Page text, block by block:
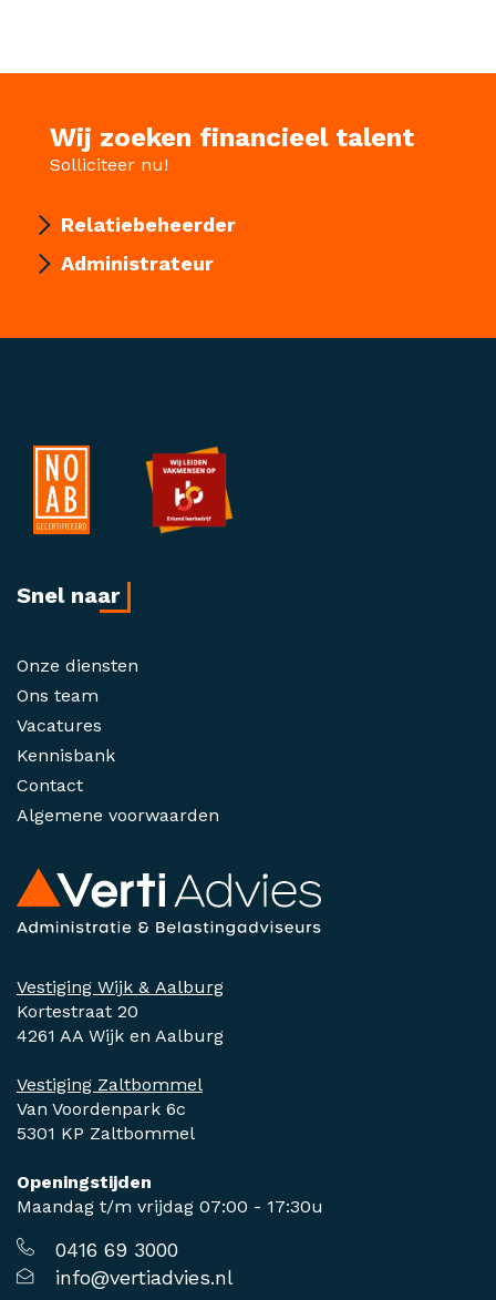
Wij zoeken financieel talent
Solliciteer nu!
Relatiebeheerder
Administrateur
Vestiging Wijk & Aalburg
Kortestraat 20
4261 AA Wijk en Aalburg
Vestiging Zaltbommel
Van Voordenpark 6c
5301 KP Zaltbommel
Openingstijden
Maandag t/m vrijdag 07:00 - 17:30u
0416 69 3000
info@vertiadvies.nl
Snel naar
Onze diensten
Ons team
Vacatures
Kennisbank
Contact
Algemene voorwaarden